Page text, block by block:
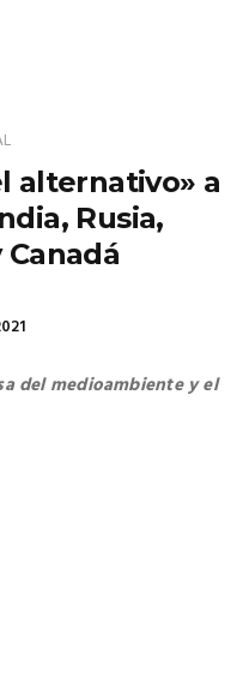
alternativo» a
Rusia,
del medioambiente y el